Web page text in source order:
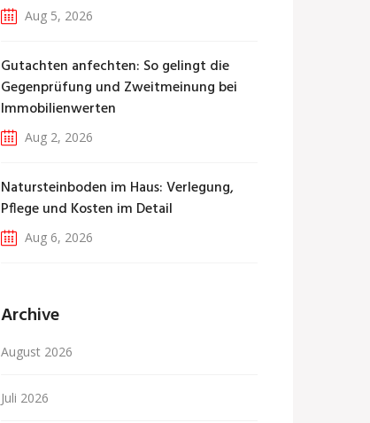
Aug 5, 2026
Gutachten anfechten: So gelingt die
Gegenprüfung und Zweitmeinung bei
Immobilienwerten
Aug 2, 2026
Natursteinboden im Haus: Verlegung,
Pflege und Kosten im Detail
Aug 6, 2026
Archive
August 2026
Juli 2026